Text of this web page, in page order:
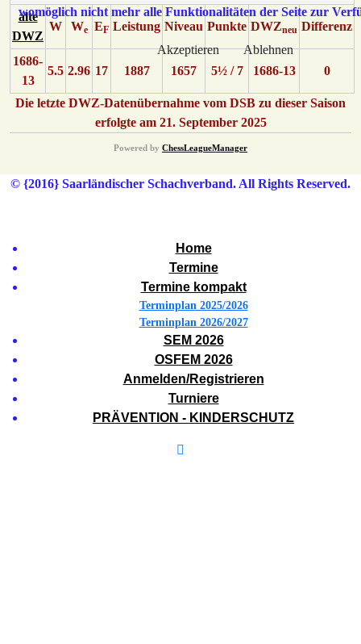
alte
DWZ
W We EF Leistung Niveau Punkte DWZneu Differenz
1686-
13
5.5 2.96 17 1887 1657 5½ / 7 1686-13 0
Die letzte DWZ-Datenübernahme vom DSB zu dieser Saison
erfolgte am 21. September 2025
Powered by ChessLeagueManager
© {2016} Saarländischer Schachverband. All Rights Reserved.
Home
Termine
Termine kompakt
Terminplan 2025/2026
Terminplan 2026/2027
SEM 2026
OSFEM 2026
Anmelden/Registrieren
Turniere
PRÄVENTION - KINDERSCHUTZ
womöglich nicht mehr alle Funktionalitäten der Seite zur
Akzeptieren Ablehnen